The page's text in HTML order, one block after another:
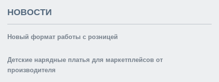
НОВОСТИ
Новый формат работы с розницей
Детские нарядные платья для маркетплейсов от
производителя